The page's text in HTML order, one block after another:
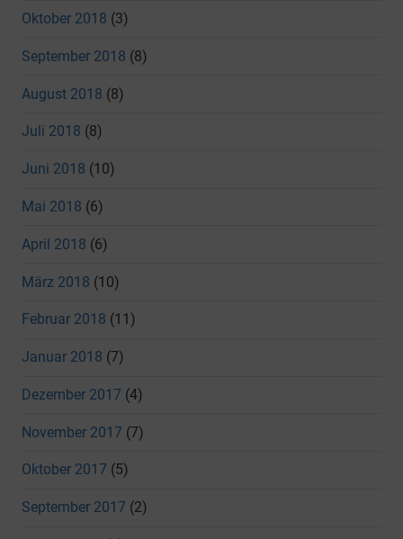
Oktober 2018 (3)
September 2018 (8)
August 2018 (8)
Juli 2018 (8)
Juni 2018 (10)
Mai 2018 (6)
April 2018 (6)
März 2018 (10)
Februar 2018 (11)
Januar 2018 (7)
Dezember 2017 (4)
November 2017 (7)
Oktober 2017 (5)
September 2017 (2)